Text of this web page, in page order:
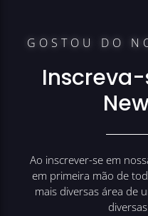
GOSTOU DO
Inscreva-
Ao inscrever-se em
em primeira mão de
mais diversas área de